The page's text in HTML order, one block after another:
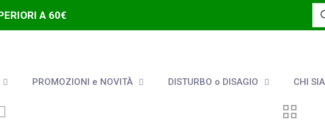
A 60€
PROMOZIONI e NOVITÀ DISTURBO o DISAGIO CHI